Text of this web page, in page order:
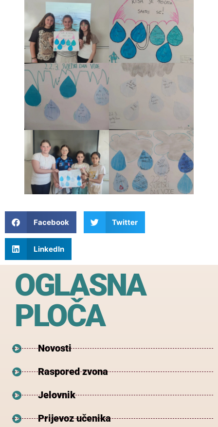
Facebook Twitter
LinkedIn
OGLASNA
PLOČA
Novosti
Raspored zvona
Jelovnik
Prijevoz učenika